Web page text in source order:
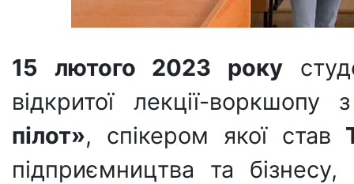
15 лютого 2023 року
відкритої лекції-
пілот», спікером якої став
підприємництва та